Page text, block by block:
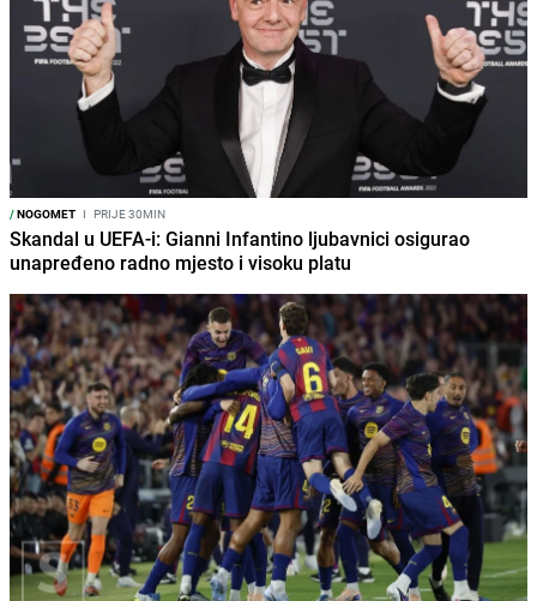
/NOGOMET I PRIJE 30MIN
Skandal u UEFA-i: Gianni Infantino ljubavnici osigurao
unapređeno radno mjesto i visoku platu